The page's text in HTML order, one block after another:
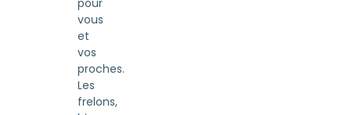
pour
vous
et
vos
proches.
Les
frelons,